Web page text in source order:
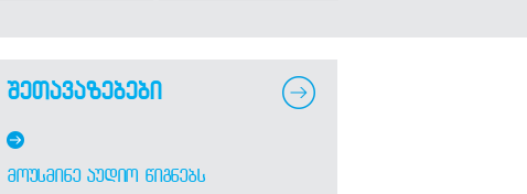
შეთავაზებები
ᲛᲝᲣᲡᲛᲘᲜᲔ ᲐᲣᲓᲘᲝ ᲬᲘᲒᲜᲔᲑᲡ